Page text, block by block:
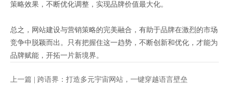
策略效果，不断优化调整，实现品牌价值最大化。
总之，网站建设与营销策略的完美融合，有助于品牌在激烈的市场
竞争中脱颖而出。只有把握住这一趋势，不断创新和优化，才能为
品牌赋能，开拓一片新境界。
上一篇 | 跨语界：打造多元宇宙网站，一键穿越语言壁垒